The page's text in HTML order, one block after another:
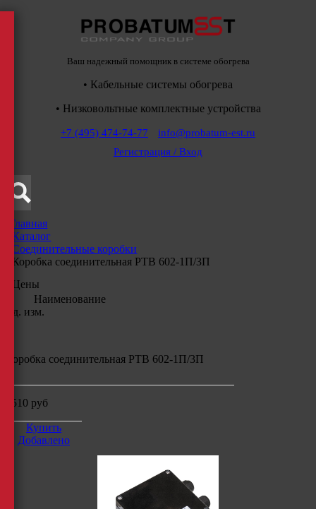
Ваш надежный помощник в системе обогрева
• Кабельные системы обогрева
• Низковольтные комплектные устройства
+7 (495) 474-74-77
info@probatum-est.ru
Регистрация / Вход
Главная
Каталог
Соединительные коробки
Коробка соединительная РТВ 602-1П/3П
Цены
Наименование
Ед. изм.
Коробка соединительная РТВ 602-1П/3П
7510 руб
Купить
Добавлено